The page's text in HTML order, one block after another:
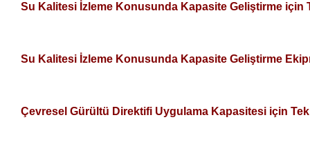
Su Kalitesi İzleme Konusunda Kapasite Geliştirme için
Su Kalitesi İzleme Konusunda Kapasite Geliştirme
Çevresel Gürültü Direktifi Uygulama Kapasitesi için